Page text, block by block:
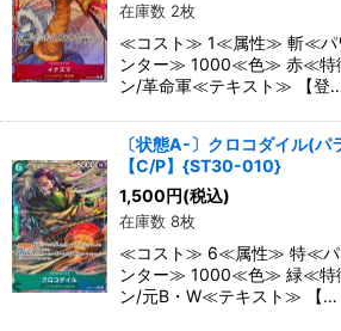
在庫数 2枚
≪コスト≫ 1≪属性≫ 斬≪パ
ンター≫ 1000≪色≫ 赤≪特
ン/革命軍≪テキスト≫ 【登
〔状態A-〕クロコダイル(パ
【C/P】{ST30-010}
1,500円(税込)
在庫数 8枚
≪コスト≫ 6≪属性≫ 特≪
ンター≫ 1000≪色≫ 緑≪特
ン/元B・W≪テキスト≫ 【…